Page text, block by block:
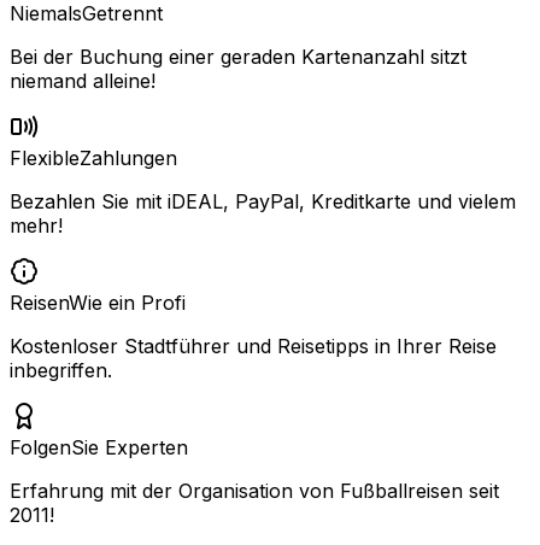
NiemalsGetrennt
Bei der Buchung einer geraden Kartenanzahl sitzt
niemand alleine!
FlexibleZahlungen
Bezahlen Sie mit iDEAL, PayPal, Kreditkarte und vielem
mehr!
ReisenWie ein Profi
Kostenloser Stadtführer und Reisetipps in Ihrer Reise
inbegriffen.
FolgenSie Experten
Erfahrung mit der Organisation von Fußballreisen seit
2011!